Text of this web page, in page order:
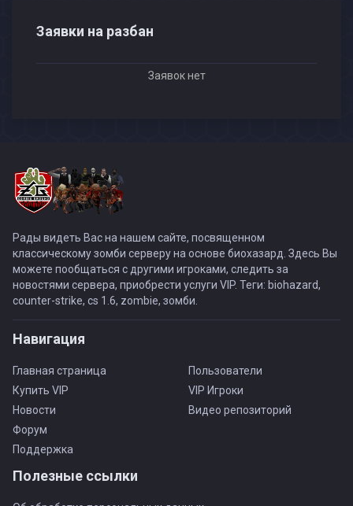
Заявки на разбан
Заявок нет
Рады видеть Вас на нашем сайте, посвященном
классическому зомби серверу на основе биохазард. Здесь Вы
можете пообщаться с другими игроками, следить за
новостями сервера, приобрести услуги VIP. Теги: biohazard,
counter-strike, cs 1.6, zombie, зомби.
Навигация
Главная страница
Купить VIP
Новости
Форум
Поддержка
Пользователи
VIP Игроки
Видео репозиторий
Полезные ссылки